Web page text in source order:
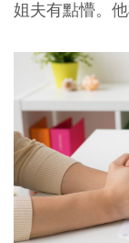
姐夫有點懵。